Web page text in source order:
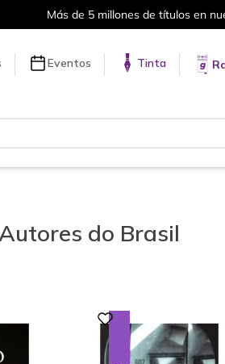
Más de 5 millones de títulos en
Eventos Tinta
do Brasil